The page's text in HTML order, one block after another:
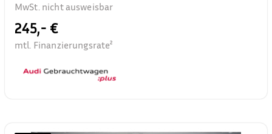
MwSt. nicht ausweisbar
245,- €
mtl. Finanzierungsrate²